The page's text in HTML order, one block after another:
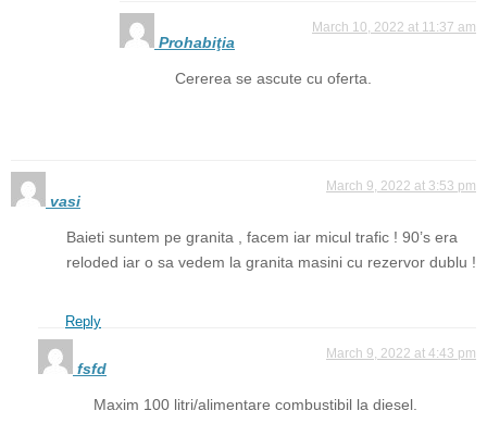
Prohabiţia
March 10, 2022 at 11:37 am
Cererea se ascute cu oferta.
vasi
March 9, 2022 at 3:53 pm
Baieti suntem pe granita , facem iar micul trafic ! 90’s era
reloded iar o sa vedem la granita masini cu rezervor dublu !
Reply
fsfd
March 9, 2022 at 4:43 pm
Maxim 100 litri/alimentare combustibil la diesel.